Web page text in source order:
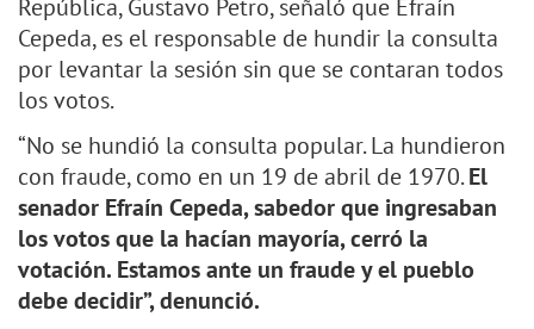
República, Gustavo Petro, señaló que Efraín
Cepeda, es el responsable de hundir la consulta
por levantar la sesión sin que se contaran todos
los votos.
“No se hundió la consulta popular. La hundieron
con fraude, como en un 19 de abril de 1970.El
senador Efraín Cepeda, sabedor que ingresaban
los votos que la hacían mayoría, cerró la
votación. Estamos ante un fraude y el pueblo
debe decidir”, denunció.